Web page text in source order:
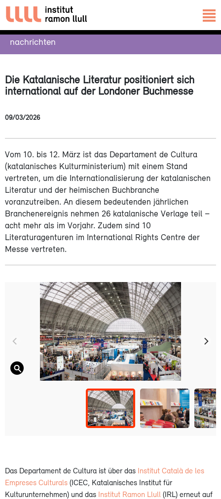
nachrichten
Die Katalanische Literatur positioniert sich
international auf der Londoner Buchmesse
09/03/2026
Vom 10. bis 12. März ist das Departament de Cultura
(katalanisches Kulturministerium) mit einem Stand
vertreten, um die Internationalisierung der katalanischen
Literatur und der heimischen Buchbranche
voranzutreiben. An diesem bedeutenden jährlichen
Branchenereignis nehmen 26 katalanische Verlage teil –
acht mehr als im Vorjahr. Zudem sind 10
Literaturagenturen im International Rights Centre der
Messe vertreten.
Das Departament de Cultura ist über das Institut Català de les
Empreses Culturals (ICEC, Katalanisches Institut für
Kulturunternehmen) und das Institut Ramon Llull (IRL) erneut auf